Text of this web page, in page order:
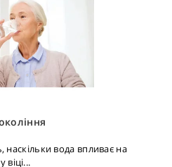
наскільки вода впливає на